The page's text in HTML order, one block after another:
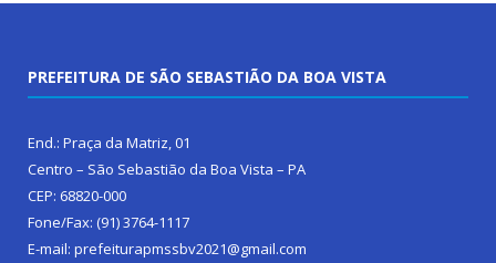
PREFEITURA DE SÃO SEBASTIÃO DA BOA VISTA
End.: Praça da Matriz, 01
Centro – São Sebastião da Boa Vista – PA
CEP: 68820-000
Fone/Fax: (91) 3764-1117
E-mail: prefeiturapmssbv2021@gmail.com